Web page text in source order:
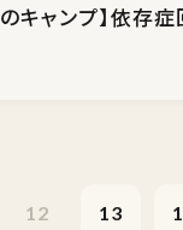
キャンプ】依存
12 13